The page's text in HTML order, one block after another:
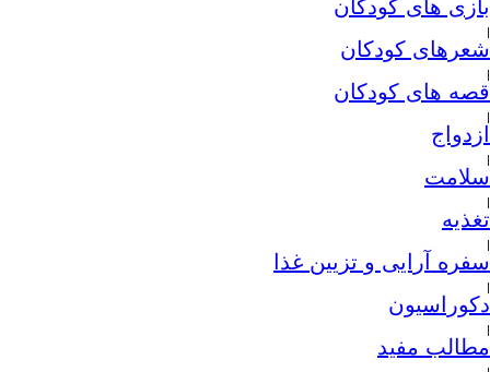
بازی های کودکان
|
شعرهای کودکان
|
قصه های کودکان
|
ازدواج
|
سلامت
|
تغذیه
|
سفره آرایی و تزیین غذا
|
دکوراسیون
|
مطالب مفید